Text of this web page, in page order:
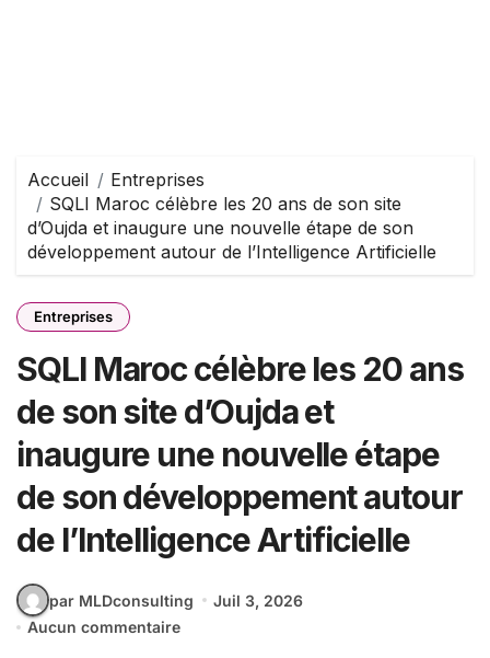
Accueil
Entreprises
SQLI Maroc célèbre les 20 ans de son site
d’Oujda et inaugure une nouvelle étape de son
développement autour de l’Intelligence Artificielle
Entreprises
SQLI Maroc célèbre les 20 ans
de son site d’Oujda et
inaugure une nouvelle étape
de son développement autour
de l’Intelligence Artificielle
par MLDconsulting
Juil 3, 2026
Aucun commentaire